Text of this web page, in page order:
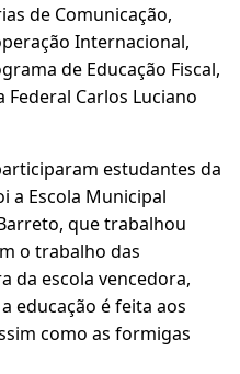
de Comunicação,
Internacional,
de Educação Fiscal,
Carlos Luciano
estudantes da
a Escola Municipal
que trabalhou
o trabalho das
da escola vencedora,
educação é feita aos
como as formigas